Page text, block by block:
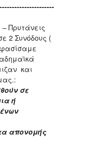
Πρυτάνεις
2 Συνόδους (
και
σε
ή
απονομής